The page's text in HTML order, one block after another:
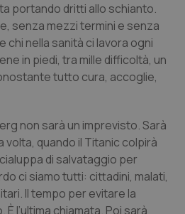
di Bolzano
di Trento
& Rettocolite Ulcerosa
portando dritti allo schianto.
senza mezzi termini e senza
nella sanità ci lavora ogni
in piedi, tra mille difficoltà, un
tutto cura, accoglie,
non sarà un imprevisto. Sarà
volta, quando il Titanic colpirà
di salvataggio per
ci siamo tutti: cittadini, malati,
Il tempo per evitare la
l’ultima chiamata. Poi sarà